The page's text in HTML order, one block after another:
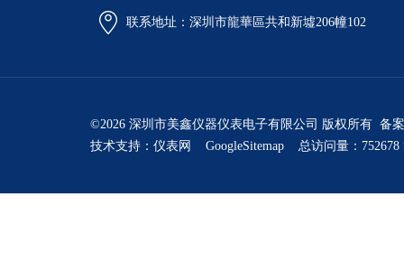
联系地址：深圳市龍華區共和新墟206幢102
©2026 深圳市美鑫仪器仪表电子有限公司 版权所有 备
技术支持： 仪表网 GoogleSitemap 总访问量：752678